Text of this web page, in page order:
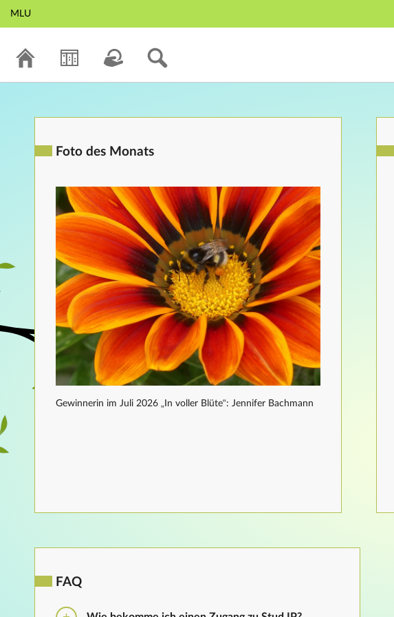
MLU
Foto des Monats
Gewinnerin im Juli 2026 „In voller Blüte“: Jennifer Bachmann
FAQ